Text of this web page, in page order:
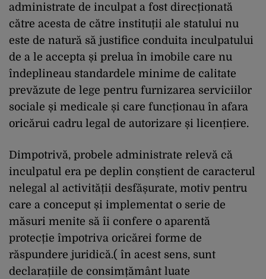
administrate de inculpat a fost direcționată
către acesta de către instituții ale statului nu
este de natură să justifice conduita inculpatului
de a le accepta și prelua în imobile care nu
îndeplineau standardele minime de calitate
prevăzute de lege pentru furnizarea serviciilor
sociale și medicale și care funcționau în afara
oricărui cadru legal de autorizare și licențiere.
Dimpotrivă, probele administrate relevă că
inculpatul era pe deplin conștient de caracterul
nelegal al activității desfășurate, motiv pentru
care a conceput și implementat o serie de
măsuri menite să îi confere o aparentă
protecție împotriva oricărei forme de
răspundere juridică.( în acest sens, sunt
declarațiile de consimțământ luate